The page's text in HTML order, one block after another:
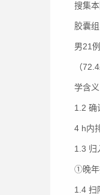
搜集
胶囊
男21
（
学含
1.2 确
4 h内
1.3 归
①晚年
1.4 扫